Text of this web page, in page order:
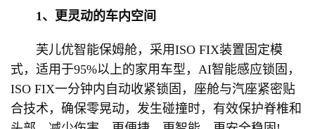
1、更灵动的车内空间
芙儿优智能保姆舱，采用ISO FIX装置固定模
式，适用于95%以上的家用车型，AI智能感应锁固，
ISO FIX一分钟内自动收紧锁固，座舱与汽座紧密贴
合技术，确保零晃动，发生碰撞时，有效保护脊椎和